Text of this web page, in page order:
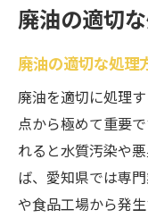
廃油の適切
廃油の適切な処理
廃油を適切に処理
点から極めて重要
れると水質汚染や
ば、愛知県では専
や食品工場から発